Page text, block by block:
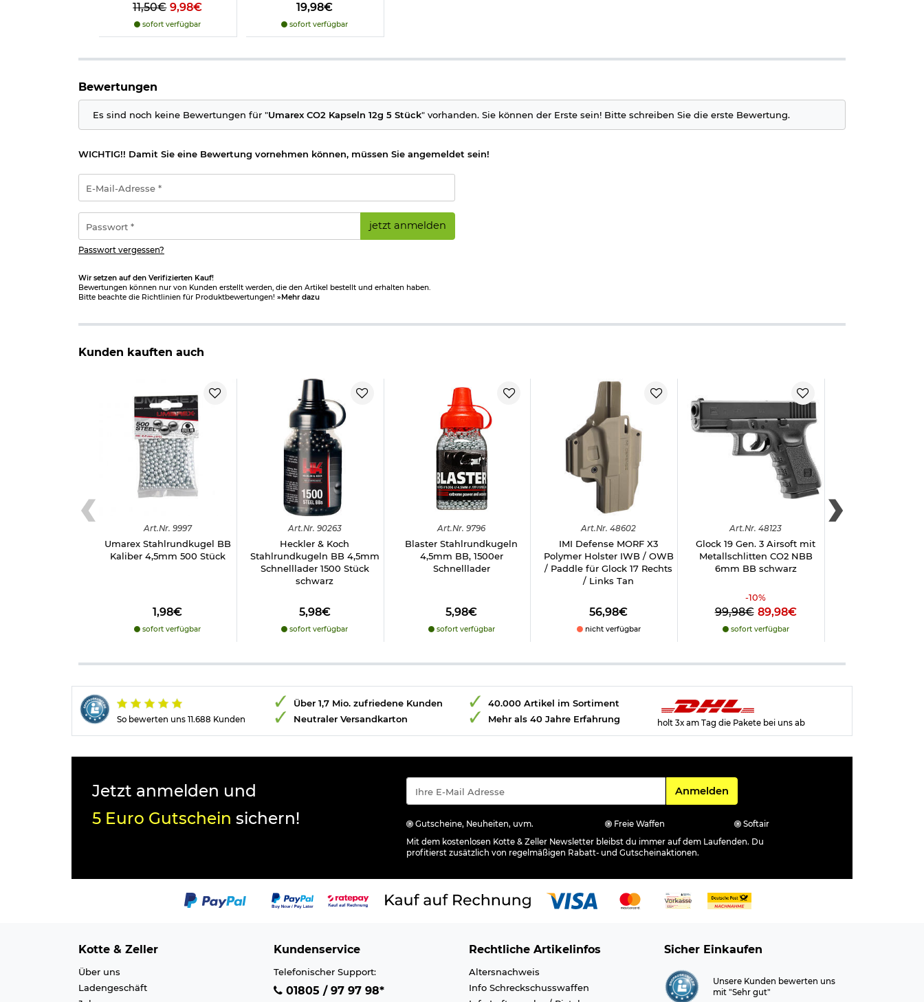
11,50€ 9,98€
sofort verfügbar
19,98€
sofort verfügbar
Bewertungen
Es sind noch keine Bewertungen für "Umarex CO2 Kapseln 12g 5 Stück" vorhanden. Sie können der Erste sein! Bitte schreiben Sie die erste Bewertung.
WICHTIG!! Damit Sie eine Bewertung vornehmen können, müssen Sie angemeldet sein!
Mail-
Adresse
*
jetzt anmelden
Passwort vergessen?
Wir setzen auf den Verifizierten Kauf!
Bewertungen können nur von Kunden erstellt werden, die den Artikel bestellt und erhalten haben.
Bitte beachte die Richtlinien für Produktbewertungen! »Mehr dazu
Kunden kauften auch
Art.Nr. 9997
Umarex Stahlrundkugel BB
Kaliber 4,5mm 500 Stück
1,98€
sofort verfügbar
Art.Nr. 90263
Heckler & Koch
Stahlrundkugeln BB 4,5mm
Schnelllader 1500 Stück
schwarz
5,98€
sofort verfügbar
Art.Nr. 9796
Blaster Stahlrundkugeln
4,5mm BB, 1500er
Schnelllader
5,98€
sofort verfügbar
Art.Nr. 48602
IMI Defense MORF X3
Polymer Holster IWB / OWB
/ Paddle für Glock 17 Rechts
/ Links Tan
56,98€
nicht verfügbar
Art.Nr. 48123
Glock 19 Gen. 3 Airsoft mit
Metallschlitten CO2 NBB
6mm BB schwarz
-10%
99,98€ 89,98€
sofort verfügbar
So bewerten uns 11.688 Kunden
Über 1,7 Mio. zufriedene Kunden
Neutraler Versandkarton
40.000 Artikel im Sortiment
Mehr als 40 Jahre Erfahrung
holt 3x am Tag die Pakete bei uns ab
Jetzt anmelden und
5 Euro Gutschein sichern!
Für den Newsletter
Anmelden
Gutscheine, Neuheiten, uvm. Freie Waffen
Softair
Mit dem kostenlosen Kotte & Zeller Newsletter bleibst du immer auf dem Laufenden. Du
profitierst zusätzlich von regelmäßigen Rabatt- und Gutscheinaktionen.
Kotte & Zeller
Über uns
Ladengeschäft
Kundenservice
Telefonischer Support:
01805 / 97 97 98*
Rechtliche Artikelinfos
Altersnachweis
Info Schreckschusswaffen
Sicher Einkaufen
Unsere Kunden bewerten uns
mit "Sehr gut"